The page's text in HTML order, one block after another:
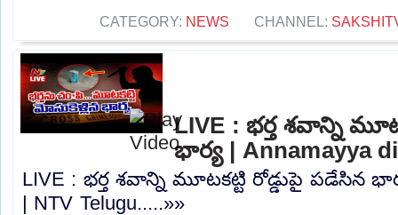
CATEGORY: NEWS CHANNEL:
LIVE : భర్త శవాన్ని
భార్య | Annamayya
LIVE : భర్త శవాన్ని మూటకట్టి రోడ్డుపై పడేసిన
| NTV Telugu.....»»